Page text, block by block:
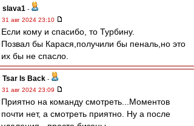
slava1 -
31 авг 2024 23:10
Если кому и спасибо, то Турбину.
Позвал бы Карася,получили бы пеналь,но это
их бы не спасло.
Tsar Is Back -
31 авг 2024 23:09
Приятно на команду смотреть...Моментов
почти нет, а смотреть приятно. Ну а после